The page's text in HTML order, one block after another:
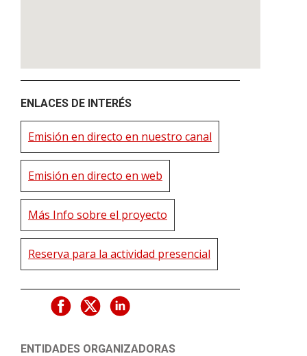
ENLACES DE INTERÉS
Emisión en directo en nuestro canal
Emisión en directo en web
Más Info sobre el proyecto
Reserva para la actividad presencial
ENTIDADES ORGANIZADORAS